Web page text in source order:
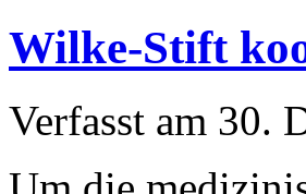
Wilke-Stift
Verfasst am 30.